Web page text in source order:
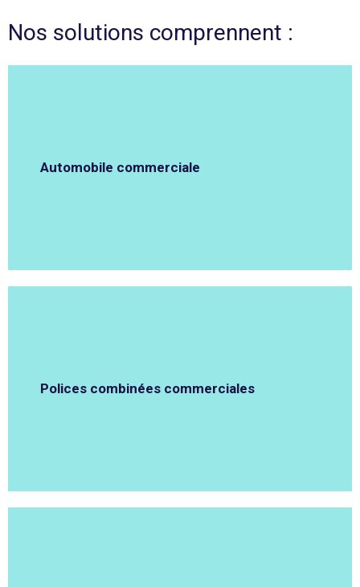
Nos solutions comprennent :
Automobile commerciale
Polices combinées commerciales